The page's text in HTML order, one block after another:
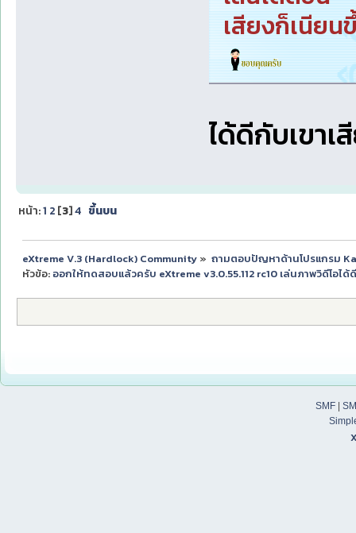
เสียงก็เนียน
ได้ดีกับเขา
หน้า:1 2[3]4 ขึ้นบน
eXtreme V.3 (Hardlock) Community» ถามตอบปัญหาด้านโปรแกรม
หัวข้อ: ออกให้ทดสอบแล้วครับ eXtreme v3.0.55.112 rc10 เล่นภาพวิดีโอได้
SMF|